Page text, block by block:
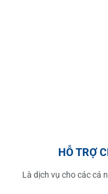
HỖ TRỢ
Là dịch vụ cho các cá